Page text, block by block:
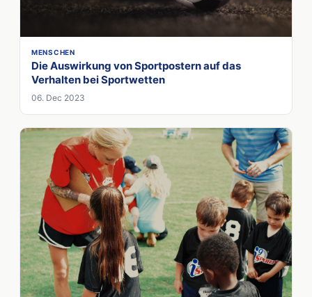
MENSCHEN
Die Auswirkung von Sportpostern auf das
Verhalten bei Sportwetten
06. Dec 2023